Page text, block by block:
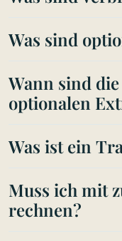
Was sind
Wann sind
optionalen
Was ist ein
Muss ich mit
rechnen?